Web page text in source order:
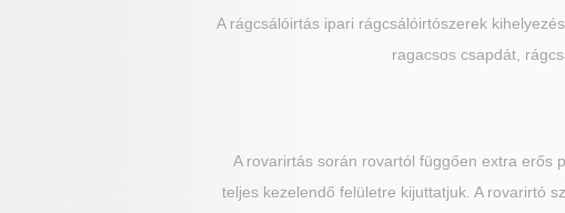
A rágcsálóirtás ipari rágcsálóirtószerek
ragacsos csapdát,
A rovarirtás során rovartól függően extra erős
teljes kezelendő felületre kijuttatjuk. A rovarirtó